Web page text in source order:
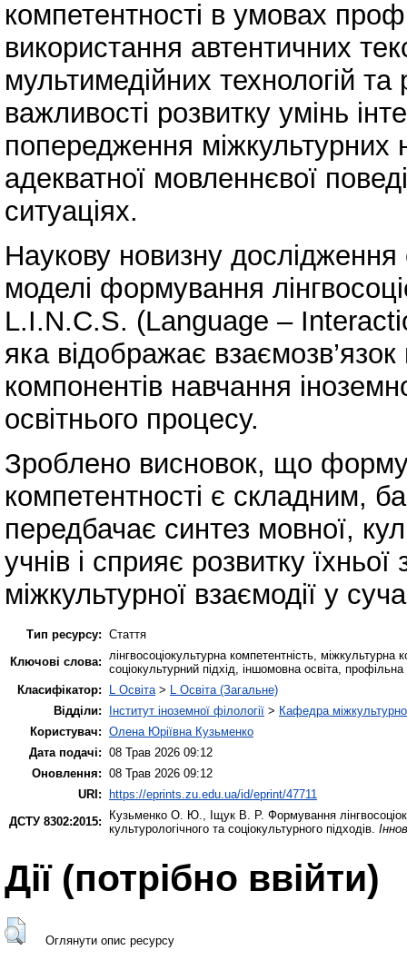
компетентності в умовах
використання автентичних
мультимедійних технологій
важливості розвитку умінь
попередження міжкультурних
адекватної мовленнєвої
ситуаціях.
Наукову новизну дослідження
моделі формування
L.I.N.C.S. (Language –
яка відображає
компонентів навчання
освітнього процесу.
Зроблено висновок, що
компетентності є складним,
передбачає синтез мовної,
учнів і сприяє розвитку
міжкультурної взаємодії у
Тип ресурсу: Стаття
Ключові слова:
лінгвосоціокультурна компетентність, міжкультурна
соціокультурний підхід, іншомовна освіта,
Класифікатор:
L Освіта > L Освіта (Загальне)
Відділи:
Інститут іноземної філології > Кафедра
Користувач: Олена Юріївна Кузьменко
Дата подачі: 08 Трав 2026 09:12
Оновлення: 08 Трав 2026 09:12
URI: https://eprints.zu.edu.ua/id/eprint/47711
ДСТУ 8302:2015:
Кузьменко О. Ю. Іщук В. Р. Формування
культурологічного та соціокультурного підходів.
Дії ​​(потрібно ввійти)
Оглянути опис ресурсу